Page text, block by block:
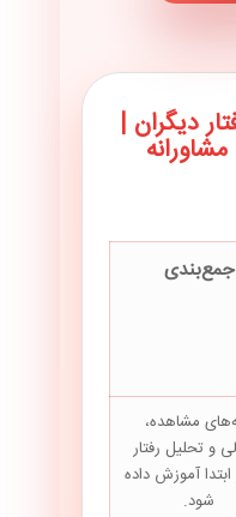
دیگران |
جمع‌بندی
مشاهده،
و تحلیل رفتار
ابتدا آموزش داده
شود.